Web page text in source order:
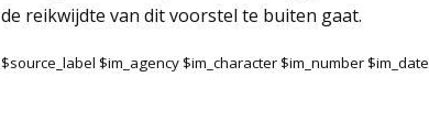
de reikwijdte van dit voorstel te buiten gaat.
$source_label $im_agency $im_character $im_number $im_date